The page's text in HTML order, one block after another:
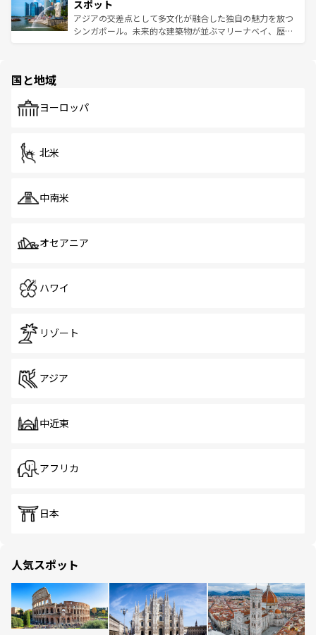
た文化、そして多様な観光資源が、訪れる旅人を魅了し続
ける。 なお、新着のタイ情報はコンテンツ一覧を参照して
ており、効率よく見どころを回れるのも魅力。息をのむよ
うな絶景から文化的な体験まで、香港を存分に楽しみ尽く
そう。 なお、新着の香港情報はコンテンツ一覧を参照して
スポット
アジアの交差点として多文化が融合した独自の魅力を放つ
シンガポール。未来的な建築物が並ぶマリーナベイ、歴史
で、ホーカーズは地元の風情を楽しめる外せないスポット
国と地域
ヨーロッパ
北米
中南米
オセアニア
ハワイ
リゾート
アジア
中近東
アフリカ
日本
人気スポット